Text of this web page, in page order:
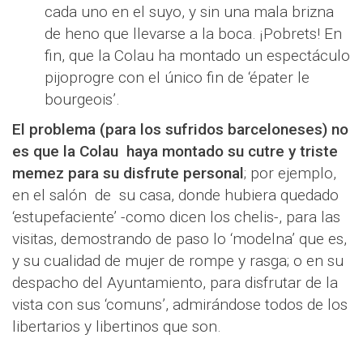
cada uno en el suyo, y sin una mala brizna
de heno que llevarse a la boca. ¡Pobrets! En
fin, que la Colau ha montado un espectáculo
pijoprogre con el único fin de ‘épater le
bourgeois’.
El problema (para los sufridos barceloneses) no
es que la Colau haya montado su cutre y triste
memez para su disfrute personal; por ejemplo,
en el salón de su casa, donde hubiera quedado
‘estupefaciente’ -como dicen los chelis-, para las
visitas, demostrando de paso lo ‘modelna’ que es,
y su cualidad de mujer de rompe y rasga; o en su
despacho del Ayuntamiento, para disfrutar de la
vista con sus ‘comuns’, admirándose todos de los
libertarios y libertinos que son.